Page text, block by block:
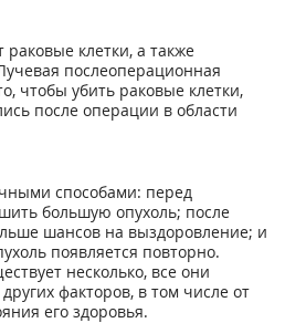
раковые клетки, а также
послеоперационная
чтобы убить раковые клетки,
после операции в области
способами: перед
большую опухоль; после
шансов на выздоровление; и
появляется повторно.
несколько, все они
факторов, в том числе от
его здоровья.